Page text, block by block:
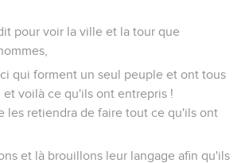
pour voir la ville et la tour que
qui forment un seul peuple et ont tous
et voilà ce qu'ils ont entrepris !
les retiendra de faire tout ce qu'ils ont
et là brouillons leur langage afin qu'ils